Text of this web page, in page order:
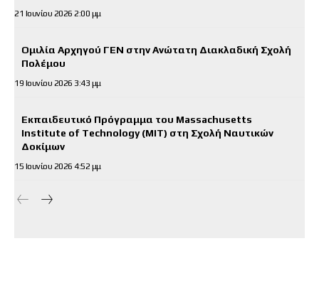
21 Ιουνίου 2026 2:00 μμ
Ομιλία Αρχηγού ΓΕΝ στην Ανώτατη Διακλαδική Σχολή
Πολέμου
19 Ιουνίου 2026 3:43 μμ
Εκπαιδευτικό Πρόγραμμα του Massachusetts
Institute of Technology (MIT) στη Σχολή Ναυτικών
Δοκίμων
15 Ιουνίου 2026 4:52 μμ